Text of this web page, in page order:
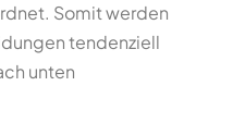
Somit werden
tendenziell
unten